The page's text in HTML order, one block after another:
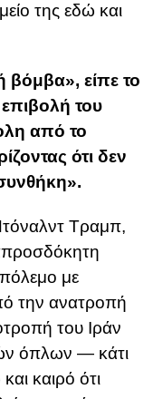
της εδώ και
βόμβα», είπε το
του
από το
ότι δεν
Τραμπ,
με
την ανατροπή
του Ιράν
όπλων — κάτι
καιρό ότι